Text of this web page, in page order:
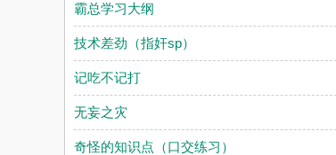
霸总学习大纲
技术差劲（指奸sp）
记吃不记打
无妄之灾
奇怪的知识点（口交练习）